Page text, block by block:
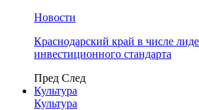
Новости
Краснодарский край в числе
инвестиционного стандарта
Пред След
Культура
Культура